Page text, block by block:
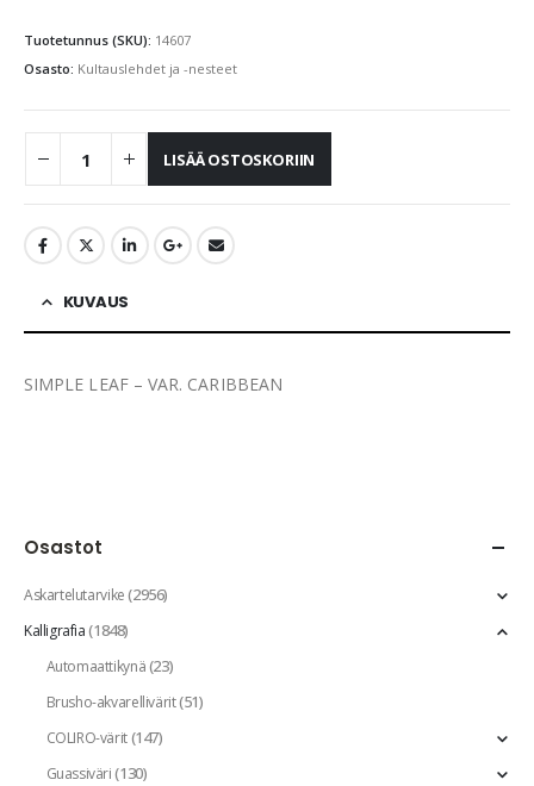
Tuotetunnus (SKU): 14607
Osasto: Kultauslehdet ja -nesteet
LISÄÄ OSTOSKORIIN
KUVAUS
SIMPLE LEAF – VAR. CARIBBEAN
Osastot
Askartelutarvike(2956)
Kalligrafia(1848)
Automaattikynä(23)
Brusho-akvarellivärit(51)
COLIRO-värit(147)
Guassiväri(130)